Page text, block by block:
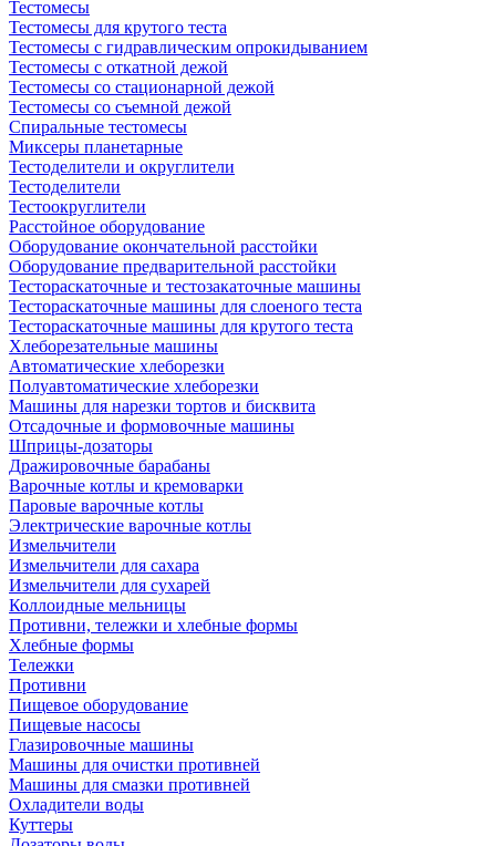
Тестомесы
Тестомесы для крутого теста
Тестомесы с гидравлическим опрокидыванием
Тестомесы с откатной дежой
Тестомесы со стационарной дежой
Тестомесы со съемной дежой
Спиральные тестомесы
Миксеры планетарные
Тестоделители и округлители
Тестоделители
Тестоокруглители
Расстойное оборудование
Оборудование окончательной расстойки
Оборудование предварительной расстойки
Тестораскаточные и тестозакаточные машины
Тестораскаточные машины для слоеного теста
Тестораскаточные машины для крутого теста
Хлеборезательные машины
Автоматические хлеборезки
Полуавтоматические хлеборезки
Машины для нарезки тортов и бисквита
Отсадочные и формовочные машины
Шприцы-дозаторы
Дражировочные барабаны
Варочные котлы и кремоварки
Паровые варочные котлы
Электрические варочные котлы
Измельчители
Измельчители для сахара
Измельчители для сухарей
Коллоидные мельницы
Противни, тележки и хлебные формы
Хлебные формы
Тележки
Противни
Пищевое оборудование
Пищевые насосы
Глазировочные машины
Машины для очистки противней
Машины для смазки противней
Охладители воды
Куттеры